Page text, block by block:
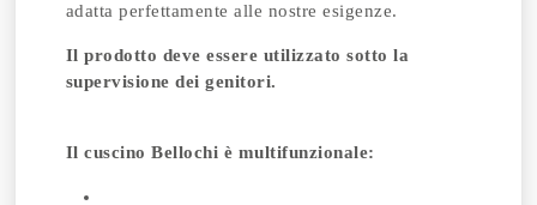
adatta perfettamente alle nostre esigenze.
Il prodotto deve essere utilizzato sotto la
supervisione dei genitori.
Il cuscino Bellochi è multifunzionale: